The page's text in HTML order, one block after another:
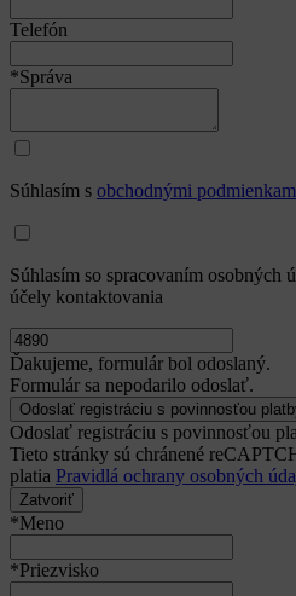
Telefón
*Správa
Súhlasím s obchodnými
Súhlasím so spracovaním osobných
účely kontaktovania
Ďakujeme, formulár bol odoslaný.
Formulár sa nepodarilo odoslať.
Odoslať registráciu s povinnosťou
Tieto stránky sú chránené
platia Pravidlá ochrany osobných
Zatvoriť
*Meno
*Priezvisko